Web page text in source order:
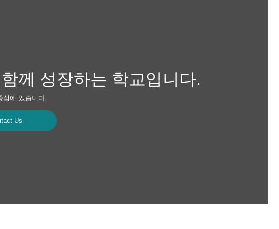
께 성장하는 학교입니다.
심에 있습니다.
Us